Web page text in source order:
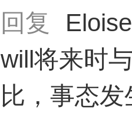
回复
will将来时
比，事态